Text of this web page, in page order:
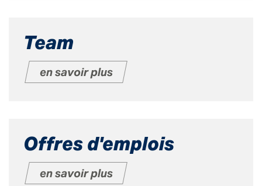
Team
en savoir plus
Offres d'emplois
en savoir plus